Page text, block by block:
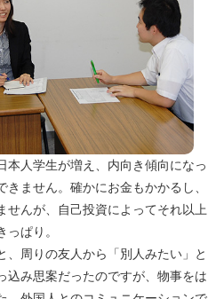
人学生が増え、内向き傾向になっ
ません。確かにお金もかかるし、
せんが、自己投資によってそれ以上
ぱり。
周りの友人から「別人みたい」と
込み思案だったのですが、物事をは